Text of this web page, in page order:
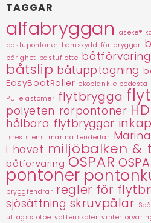
TAGGAR
alfabryggan aseke®
bastupontoner bomskydd för bryggor
bärighet bastuflotte båtförvaring
båtslip båtupptagning
EasyBoatRoller ekoplank elpedestal
PU-elastomer flytbrygga
polyeten rörpontoner
hålbara flytbryggor
isresistens marina fendertar
i havet miljöbalken &
båtförvaring OSPAR
pontoner
bryggfendrar regler för
sjösättning skruvpålar
uttagsstolpe vattenskoter